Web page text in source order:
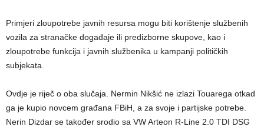
Primjeri zloupotrebe javnih resursa mogu biti korištenje službenih
vozila za stranačke događaje ili predizborne skupove, kao i
zloupotrebe funkcija i javnih službenika u kampanji političkih
subjekata.
Ovdje je riječ o oba slučaja. Nermin Nikšić ne izlazi Touarega otkad
ga je kupio novcem građana FBiH, a za svoje i partijske potrebe.
Nerin Dizdar se također srodio sa VW Arteon R-Line 2.0 TDI DSG